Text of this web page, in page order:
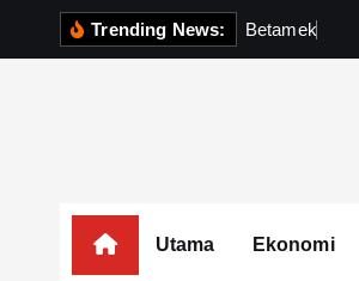
Trending News: Betamek
Utama Ekonomi